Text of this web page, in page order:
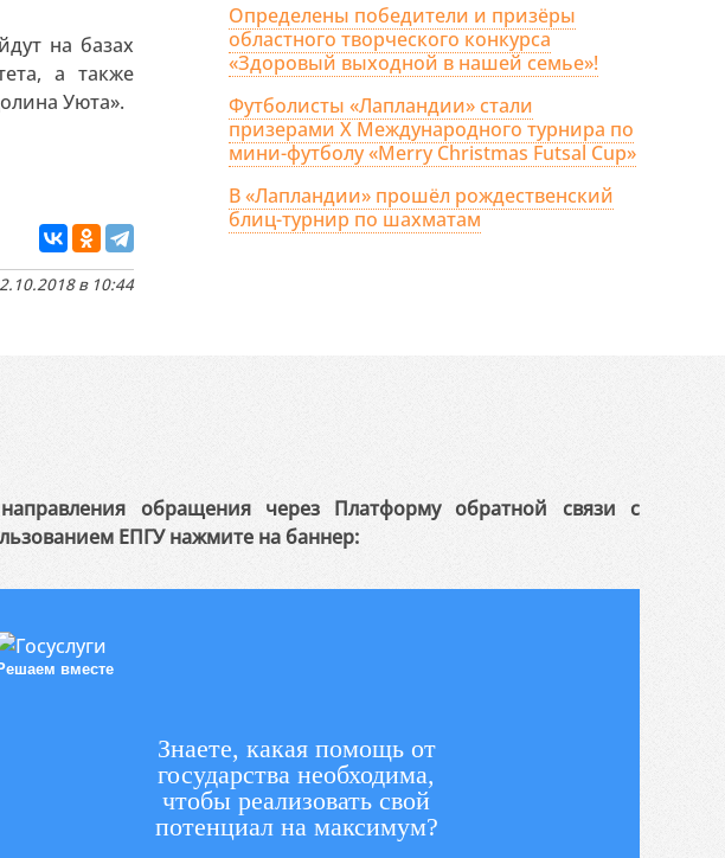
на базах
а также
Уюта».
в 10:44
Определены победители и призёры
областного творческого конкурса
«Здоровый выходной в нашей семье»!
Футболисты «Лапландии» стали
призерами X Международного турнира по
мини-футболу «Merry Christmas Futsal Cup»
В «Лапландии» прошёл рождественский
блиц-турнир по шахматам
обращения через Платформу обратной связи с
ЕПГУ нажмите на баннер:
вместе
Знаете, какая помощь от
государства необходима,
чтобы реализовать свой
потенциал на максимум?